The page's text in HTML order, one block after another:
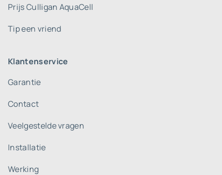
Prijs Culligan AquaCell
Tip een vriend
Klantenservice
Garantie
Contact
Veelgestelde vragen
Installatie
Werking